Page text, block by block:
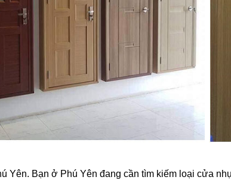
Yên. Bạn ở Phú Yên đang cần tìm kiếm loại cửa